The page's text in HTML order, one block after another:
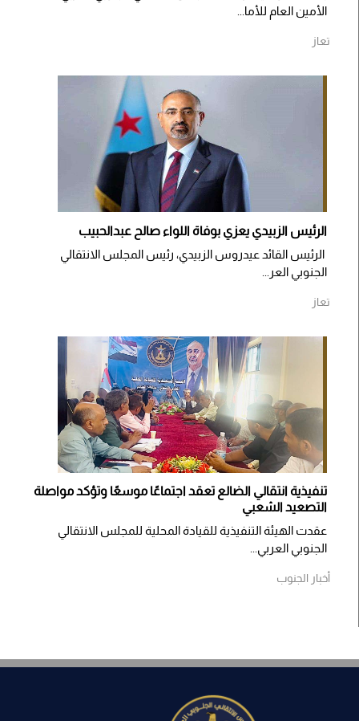
الأمين العام للأما...
تعاز
الرئيس الزبيدي يعزي بوفاة اللواء صالح عبدالحبيب
الرئيس القائد عيدروس الزبيدي، رئيس المجلس الانتقالي
الجنوبي العر...
تعاز
تنفيذية انتقالي الضالع تعقد اجتماعًا موسعًا وتؤكد مواصلة
التصعيد الشعبي
عقدت الهيئة التنفيذية للقيادة المحلية للمجلس الانتقالي
الجنوبي العربي...
أخبار الجنوب